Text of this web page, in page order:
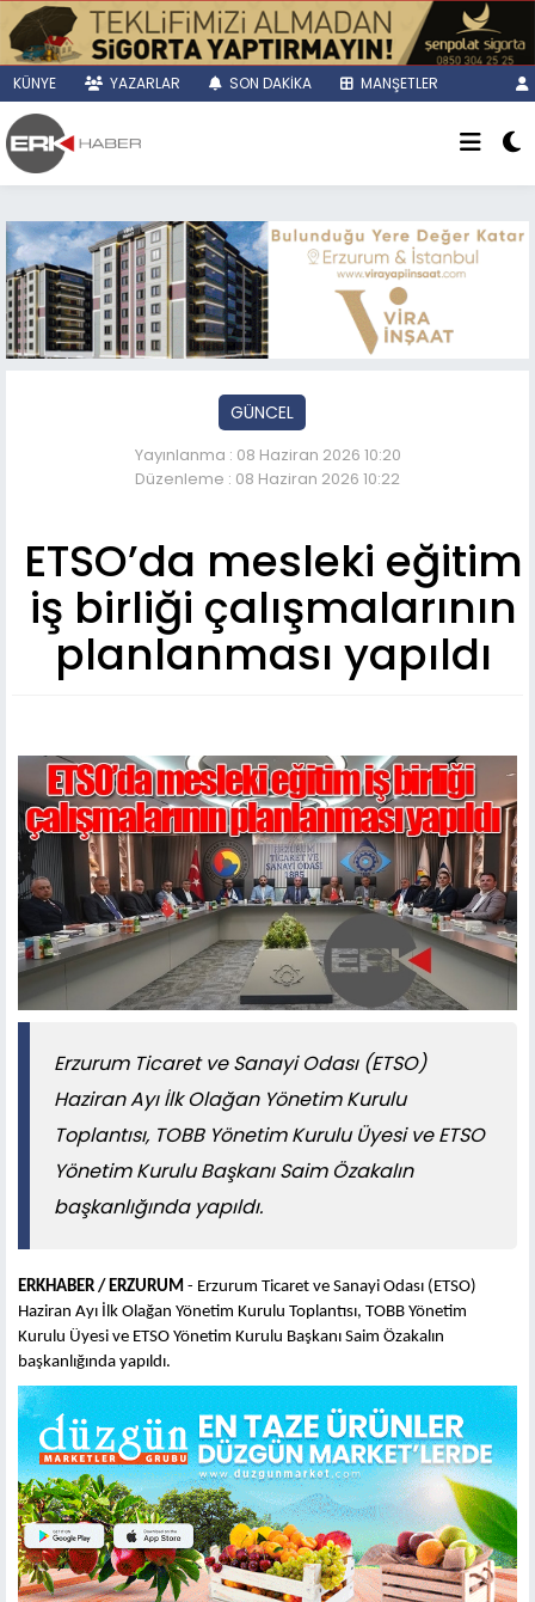
KÜNYE YAZARLAR SON DAKİKA MANŞETLER
GÜNCEL
Yayınlanma : 08 Haziran 2026 10:20
Düzenleme : 08 Haziran 2026 10:22
ETSO’da mesleki eğitim
iş birliği çalışmalarının
planlanması yapıldı
Erzurum Ticaret ve Sanayi Odası (ETSO)
Haziran Ayı İlk Olağan Yönetim Kurulu
Toplantısı, TOBB Yönetim Kurulu Üyesi ve ETSO
Yönetim Kurulu Başkanı Saim Özakalın
başkanlığında yapıldı.
ERKHABER / ERZURUM - Erzurum Ticaret ve Sanayi Odası (ETSO)
Haziran Ayı İlk Olağan Yönetim Kurulu Toplantısı, TOBB Yönetim
Kurulu Üyesi ve ETSO Yönetim Kurulu Başkanı Saim Özakalın
başkanlığında yapıldı.